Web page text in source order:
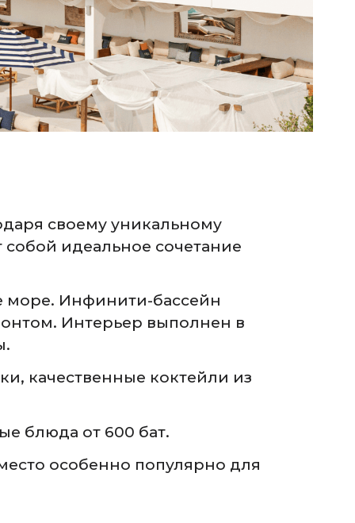
своему уникальному
идеальное сочетание
море. Инфинити-бассейн
Интерьер выполнен в
качественные коктейли из
блюда от 600 бат.
особенно популярно для